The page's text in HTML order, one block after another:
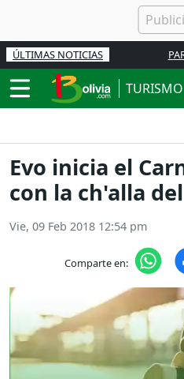
ÚLTIMAS NOTICIAS
TURISMO
Evo inicia el
con la ch'alla
Vie, 09 Feb 2018 12:54 pm
Comparte en: